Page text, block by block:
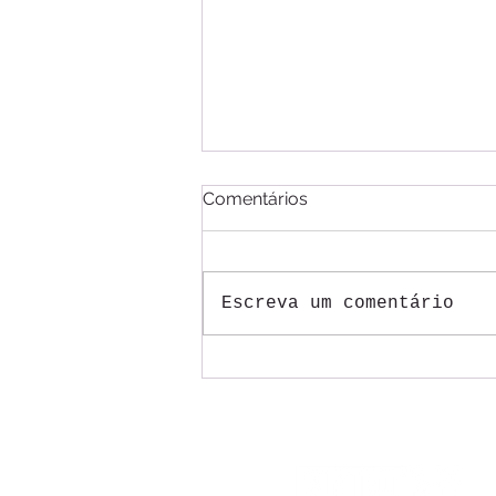
Comentários
Escreva um comentário